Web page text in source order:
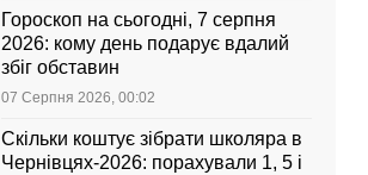
Гороскоп на сьогодні, 7 серпня
2026: кому день подарує вдалий
збіг обставин
07 Серпня 2026, 00:02
Скільки коштує зібрати школяра в
Чернівцях-2026: порахували 1, 5 і